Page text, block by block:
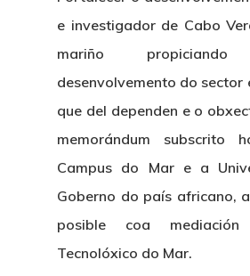
e investigador de Cabo
mariño
desenvolvemento do sector
que del dependen e o
memorándum subscrito
Campus do Mar e a
Goberno do país africano,
posible coa
Tecnolóxico do Mar.